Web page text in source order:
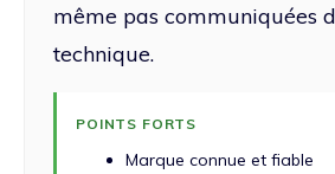
même pas communiquées
technique.
POINTS FORTS
Marque connue et fiable